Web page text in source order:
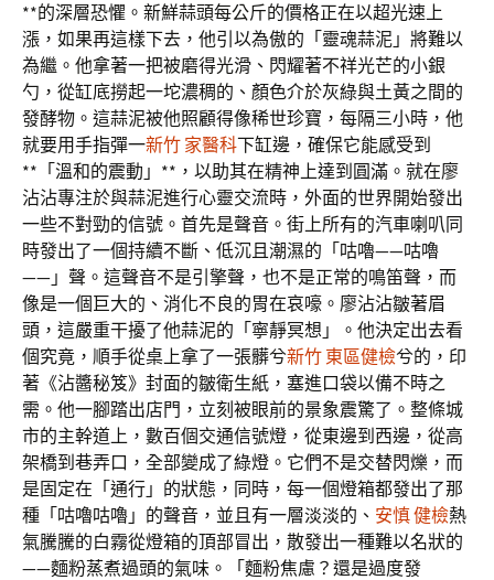
**的深層恐懼。新鮮蒜頭每公斤的價格正在以超光速上
漲，如果再這樣下去，他引以為傲的「靈魂蒜泥」將難以
為繼。他拿著一把被磨得光滑、閃耀著不祥光芒的小銀
勺，從缸底撈起一坨濃稠的、顏色介於灰綠與土黃之間的
發酵物。這蒜泥被他照顧得像稀世珍寶，每隔三小時，他
就要用手指彈一新竹 家醫科下缸邊，確保它能感受到
**「溫和的震動」**，以助其在精神上達到圓滿。就在廖
沾沾專注於與蒜泥進行心靈交流時，外面的世界開始發出
一些不對勁的信號。首先是聲音。街上所有的汽車喇叭同
時發出了一個持續不斷、低沉且潮濕的「咕嚕——咕嚕
——」聲。這聲音不是引擎聲，也不是正常的鳴笛聲，而
像是一個巨大的、消化不良的胃在哀嚎。廖沾沾皺著眉
頭，這嚴重干擾了他蒜泥的「寧靜冥想」。他決定出去看
個究竟，順手從桌上拿了一張髒兮新竹 東區健檢兮的，印
著《沾醬秘笈》封面的皺衛生紙，塞進口袋以備不時之
需。他一腳踏出店門，立刻被眼前的景象震驚了。整條城
市的主幹道上，數百個交通信號燈，從東邊到西邊，從高
架橋到巷弄口，全部變成了綠燈。它們不是交替閃爍，而
是固定在「通行」的狀態，同時，每一個燈箱都發出了那
種「咕嚕咕嚕」的聲音，並且有一層淡淡的、 安慎 健檢熱
氣騰騰的白霧從燈箱的頂部冒出，散發出一種難以名狀的
——麵粉蒸煮過頭的氣味。「麵粉焦慮？還是過度發